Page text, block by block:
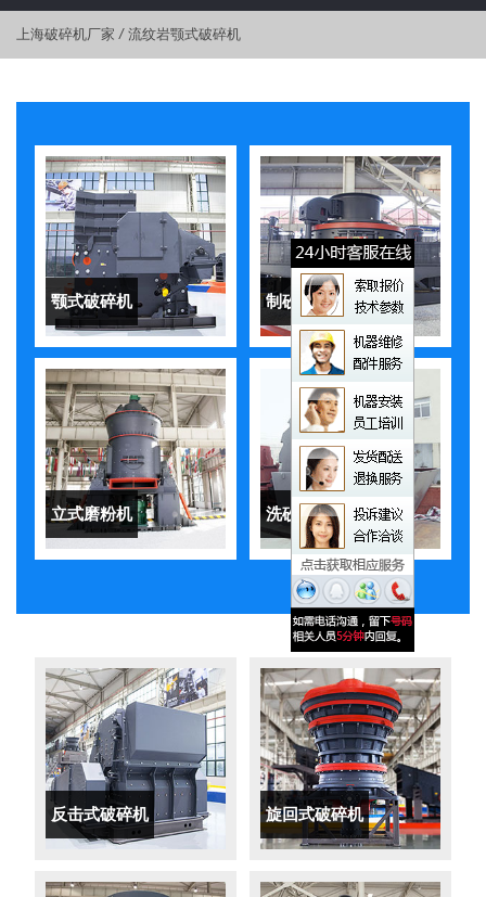
上海破碎机厂家 / 流纹岩颚式破碎机
颚式破碎机 制砂机
立式磨粉机 洗砂机
反击式破碎机 旋回式破碎机